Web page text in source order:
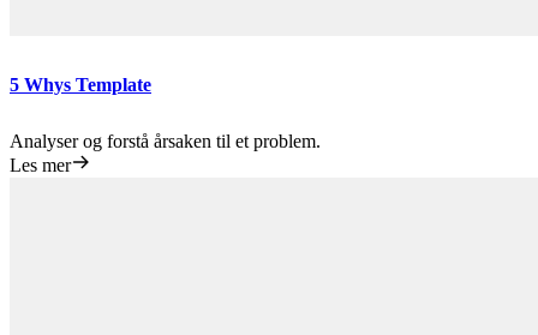
5 Whys Template
Analyser og forstå årsaken til et problem.
Les mer